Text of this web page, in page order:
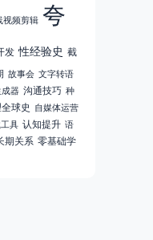
视频剪辑 夸
发 性经验史 截
故事会 文字转语
器 沟通技巧 种
球史 自媒体运营
具 认知提升 语
期关系 零基础学